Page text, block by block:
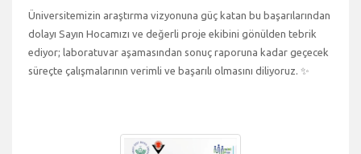
Üniversitemizin araştırma vizyonuna güç katan bu başarılarından
dolayı Sayın Hocamızı ve değerli proje ekibini gönülden tebrik
ediyor; laboratuvar aşamasından sonuç raporuna kadar geçecek
süreçte çalışmalarının verimli ve başarılı olmasını diliyoruz. ✨